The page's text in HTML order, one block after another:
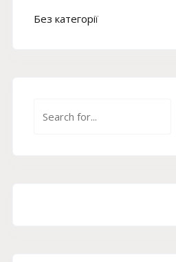
Без категорії